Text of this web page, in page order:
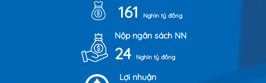
161 Nghìn tỷ đồng
Nộp ngân sách NN
24 Nghìn tỷ đồng
Lợi nhuận